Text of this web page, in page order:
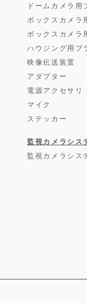
ドームカメラ用
ボックスカメラ
ボックスカメラ
ハウジング用ブ
映像伝送装置
アダプター
電源アクセサリ
マイク
ステッカー
監視カメラシス
監視カメラシス